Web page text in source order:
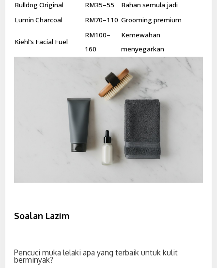
Bulldog Original
RM35–55
Bahan semula jadi
Lumin Charcoal
RM70–110 Grooming premium
Kiehl’s Facial Fuel
RM100–
160
Kemewahan
menyegarkan
Soalan Lazim
Pencuci muka lelaki apa yang terbaik untuk kulit
berminyak?